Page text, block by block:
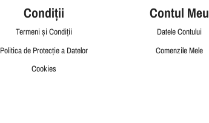
Condiții
Termeni și Condiții
Politica de Protecție a Datelor
Cookies
Contul Meu
Datele Contului
Comenzile Mele